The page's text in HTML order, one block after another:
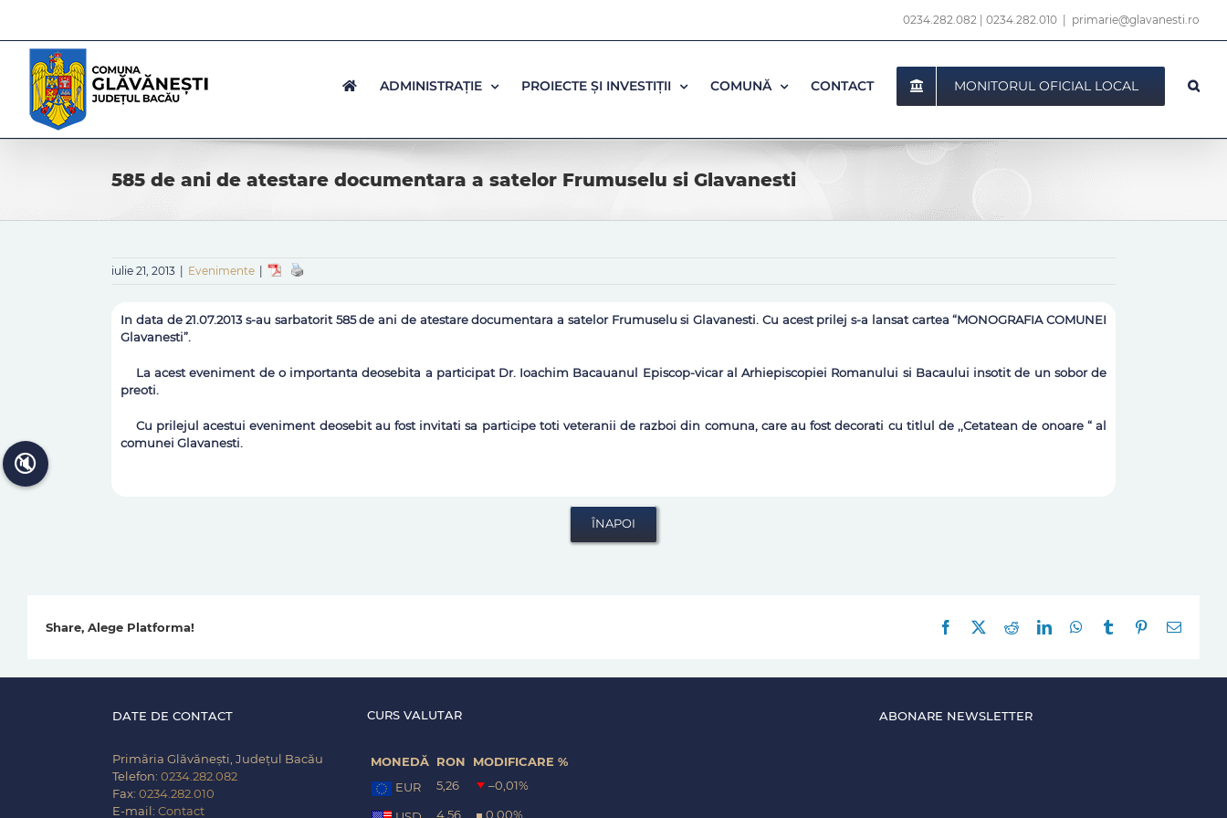
content
0234.282.082 0234.282.010 primarie@glavanesti.ro
ADMINISTRAȚIE PROIECTE ȘI INVESTIȚII COMUNĂ CONTACT MONITORUL OFICIAL LOCAL
585 de ani de atestare documentara a satelor Frumuselu si Glavanesti
iulie 21, 2013 Evenimente
In data de 21.07.2013 s-au sarbatorit 585 de ani de atestare documentara a satelor Frumuselu si Glavanesti. Cu acest prilej s-a lansat cartea “MONOGRAFIA COMUNEI
Glavanesti”.
La acest eveniment de o importanta deosebita a participat Dr. Ioachim Bacauanul Episcop-vicar al Arhiepiscopiei Romanului si Bacaului insotit de un sobor de
preoti.
Cu prilejul acestui eveniment deosebit au fost invitati sa participe toti veteranii de razboi din comuna, care au fost decorati cu titlul de ,,Cetatean de onoare “ al
comunei Glavanesti.
Share, Alege Platforma! Facebook RedditLinkedInWhatsApp
Tumblr Pinterest
E-
DATE DE CONTACT
Primăria Glăvănești, Județul Bacău
Telefon: 0234.282.082
Fax: 0234.282.010
E-mail: Contact
CURS VALUTAR
MONEDĂ RON
MODIFICARE %
EUR
5,26 –0,01%
4,56 0,00%
ABONARE NEWSLETTER
🔇